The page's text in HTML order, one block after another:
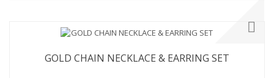
GOLD CHAIN NECKLACE & EARRING SET